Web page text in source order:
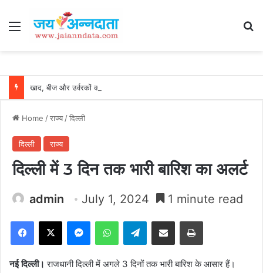
Menu
Home /राज्य/दिल्ली
दिल्ली राज्य
दिल्ली में 3 दिन तक भारी बारिश का अलर्ट
admin July 1, 2024 1 minute read
Facebook
X MessengerWhatsAppTelegramShare via Email Print
नई दिल्ली। राजधानी दिल्ली में अगले 3 दिनों तक भारी बारिश के आसार हैं।